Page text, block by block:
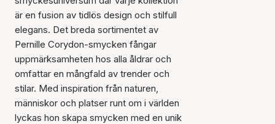
är en fusion av tidlös design och stilfull
elegans. Det breda sortimentet av
Pernille Corydon-smycken fångar
uppmärksamheten hos alla åldrar och
omfattar en mångfald av trender och
stilar. Med inspiration från naturen,
människor och platser runt om i världen
lyckas hon skapa smycken med en unik